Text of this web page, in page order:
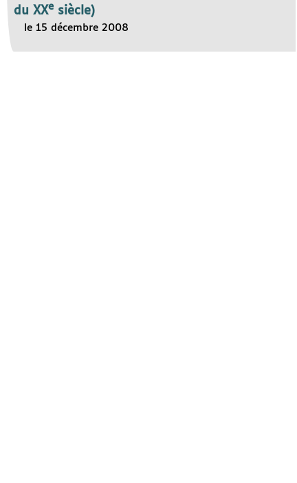
du XXe siècle)
le 15 décembre 2008